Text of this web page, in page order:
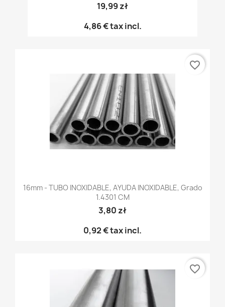
19,99 zł
4,86 €tax incl.
16mm - TUBO INOXIDABLE, AYUDA INOXIDABLE, Grado
1.4301 CM
3,80 zł
0,92 €tax incl.
favorite_border
favorite_border